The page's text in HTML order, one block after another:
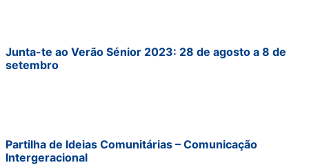
Junta-te ao Verão Sénior 2023: 28 de agosto a 8 de
setembro
Partilha de Ideias Comunitárias – Comunicação
Intergeracional